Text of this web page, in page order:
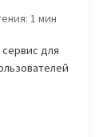
1мин
для